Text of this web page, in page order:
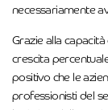
necessariamente
Grazie alla
crescita
positivo che le
professionisti del